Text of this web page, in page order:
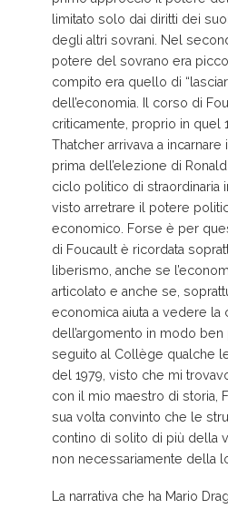
limitato solo dai diritti dei
degli altri sovrani. Nel
potere del sovrano era
compito era quello di
dell’economia. Il corso di
criticamente, proprio in quel
Thatcher arrivava a incarnare
prima dell’elezione di
ciclo politico di straordinaria
visto arretrare il potere
economico. Forse è per
di Foucault è ricordata
liberismo, anche se
articolato e anche se,
economica aiuta a vedere la
dell’argomento in modo
seguito al Collège qualche
del 1979, visto che mi
con il mio maestro di storia,
sua volta convinto che le
contino di solito di più della
non necessariamente della
La narrativa che ha Mario